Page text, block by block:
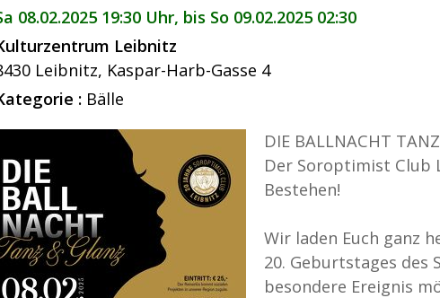
08.02.2025 19:30 Uhr, bis So 09.02.2025 02:30
Leibnitz
Leibnitz, Kaspar-Harb-Gasse 4
: Bälle
DIE BALLNACHT
Der Soroptimist Club
Bestehen!
Wir laden Euch ganz
20. Geburtstages des
besondere Ereignis